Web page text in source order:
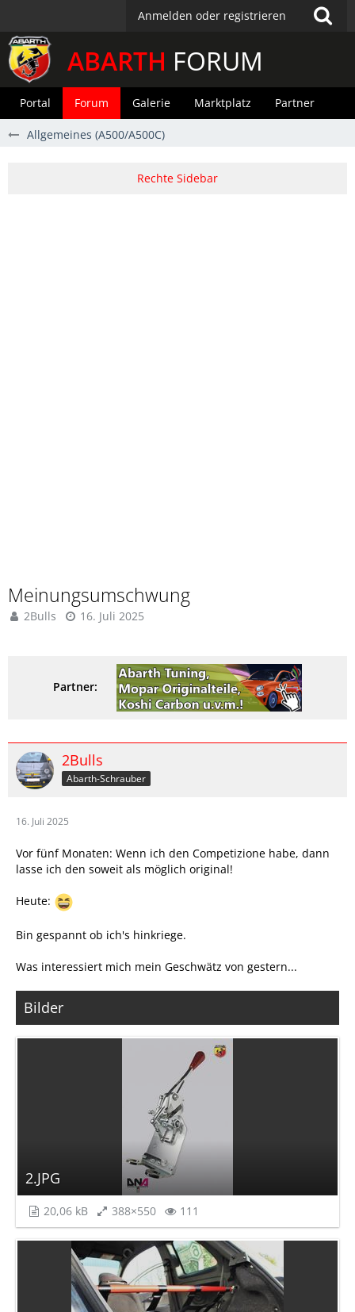
Anmelden oder registrieren
ABARTH FORUM
Portal Forum Galerie Marktplatz Partner
Allgemeines (A500/A500C)
Meinungsumschwung
2Bulls 16. Juli 2025
Partner:
2Bulls
Abarth-Schrauber
16. Juli 2025
Vor fünf Monaten: Wenn ich den Competizione habe, dann
lasse ich den soweit als möglich original!
Heute:
Bin gespannt ob ich's hinkriege.
Was interessiert mich mein Geschwätz von gestern...
Bilder
2.JPG
20,06 kB 388×550 111